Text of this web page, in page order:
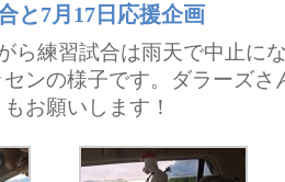
と7月17日応援企画
ら練習試合は雨天で中止に
ンの様子です。ダラーズさ
お願いします！